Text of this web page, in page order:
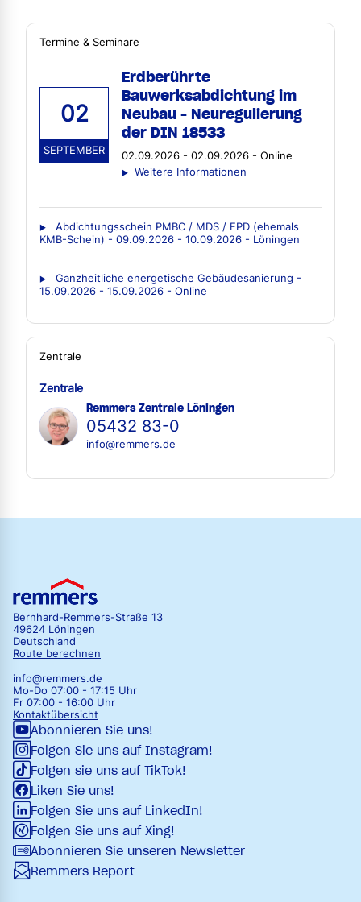
Termine & Seminare
02
SEPTEMBER
Erdberührte
Bauwerksabdichtung im
Neubau - Neuregulierung
der DIN 18533
02.09.2026 - 02.09.2026 - Online
Weitere Informationen
Abdichtungsschein PMBC / MDS / FPD (ehemals
KMB-Schein) - 09.09.2026 - 10.09.2026 - Löningen
Ganzheitliche energetische Gebäudesanierung -
15.09.2026 - 15.09.2026 - Online
Zentrale
Zentrale
Remmers Zentrale Löningen
05432 83-0
info@remmers.de
Bernhard-Remmers-Straße 13
49624 Löningen
Deutschland
Route berechnen
info@remmers.de
Mo-Do 07:00 - 17:15 Uhr
Fr 07:00 - 16:00 Uhr
Kontaktübersicht
Abonnieren Sie uns!
Folgen Sie uns auf Instagram!
Folgen sie uns auf TikTok!
Liken Sie uns!
Folgen Sie uns auf LinkedIn!
Folgen Sie uns auf Xing!
Abonnieren Sie unseren Newsletter
Remmers Report